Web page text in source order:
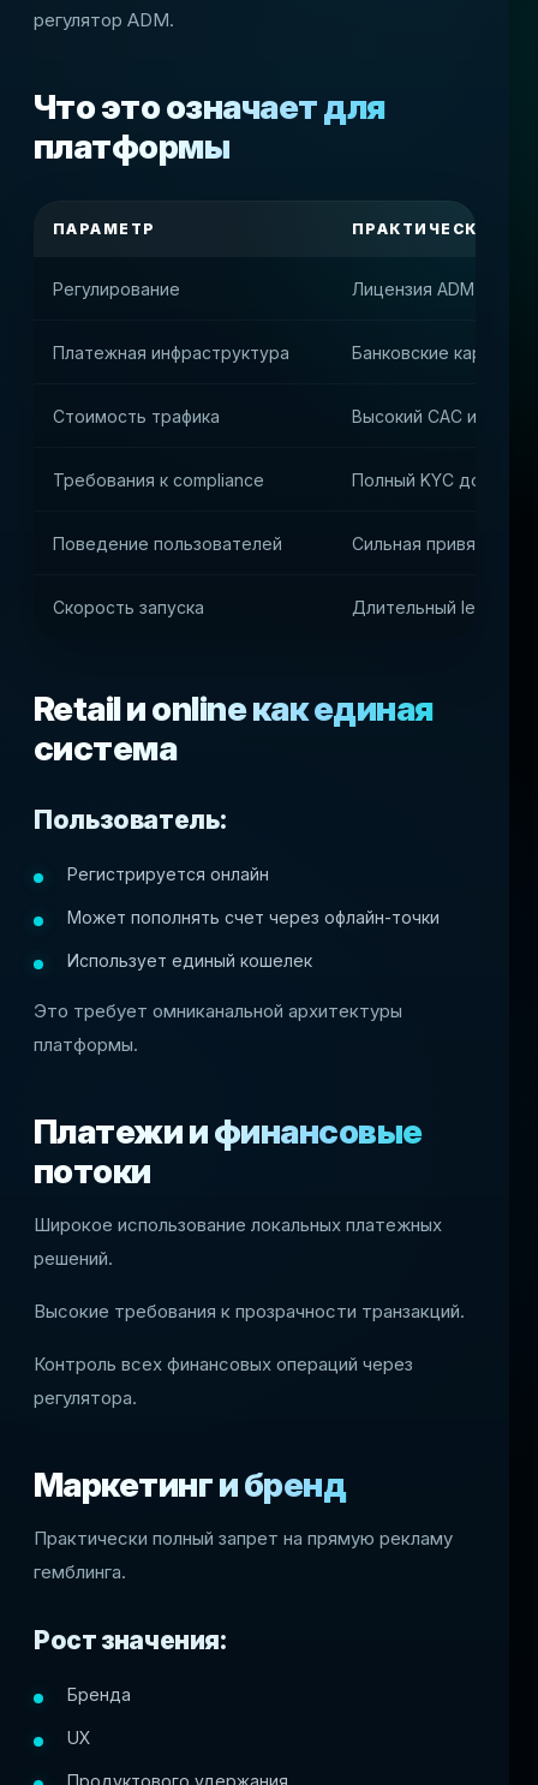
регулятор ADM.
Что это означает для
платформы
ПАРАМЕТР ПРАКТИЧЕСКОЕ
Регулирование Лицензия ADM и
Платежная инфраструктура Банковские карты и
Стоимость трафика Высокий CAC и
Требования к compliance Полный KYC до
Поведение пользователей Сильная привязка к
Скорость запуска Длительный legal и
Retail и online как единая
система
Пользователь:
Регистрируется онлайн
Может пополнять счет через офлайн-точки
Использует единый кошелек
Это требует омниканальной архитектуры
платформы.
Платежи и финансовые
потоки
Широкое использование локальных платежных
решений.
Высокие требования к прозрачности транзакций.
Контроль всех финансовых операций через
регулятора.
Маркетинг и бренд
Практически полный запрет на прямую рекламу
гемблинга.
Рост значения:
Бренда
UX